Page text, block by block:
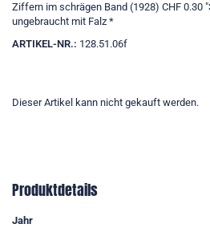
Ziffern im schrägen Band (1928) CHF 0.30
ungebraucht mit Falz *
ARTIKEL-NR.: 128.51.06f
Dieser Artikel kann nicht gekauft werden.
Produktdetails
Jahr